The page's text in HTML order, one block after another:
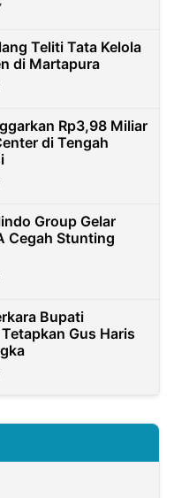
Teliti Tata Kelola
di Martapura
Rp3,98 Miliar
di Tengah
Group Gelar
Cegah Stunting
Bupati
Gus Haris